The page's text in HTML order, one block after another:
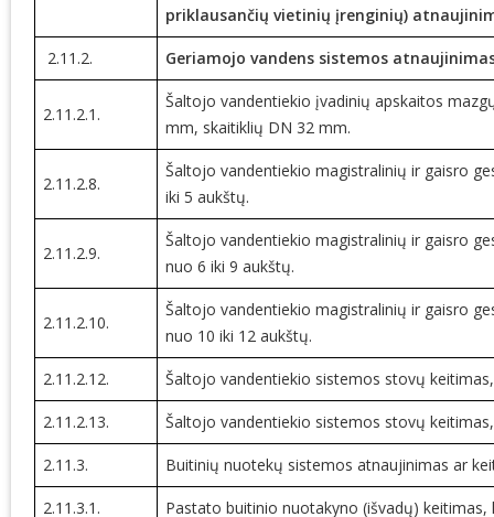
priklausančių vietinių įrenginių)
2.11.2. Geriamojo vandens sistemos
2.11.2.1.
Šaltojo vandentiekio įvadinių apskaitos
mm, skaitiklių DN 32 mm.
2.11.2.8.
Šaltojo vandentiekio magistralinių ir gaisro
iki 5 aukštų.
2.11.2.9.
Šaltojo vandentiekio magistralinių ir gaisro
nuo 6 iki 9 aukštų.
2.11.2.10.
Šaltojo vandentiekio magistralinių ir gaisro
nuo 10 iki 12 aukštų.
2.11.2.12. Šaltojo vandentiekio sistemos stovų
2.11.2.13. Šaltojo vandentiekio sistemos stovų
2.11.3. Buitinių nuotekų sistemos atnaujinimas ar
2.11.3.1. Pastato buitinio nuotakyno (išvadų)